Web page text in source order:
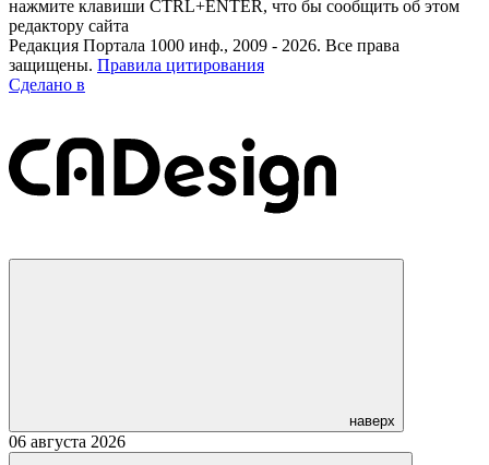
нажмите клавиши CTRL+ENTER, что бы сообщить об этом
редактору сайта
Редакция Портала 1000 инф., 2009 - 2026. Все права
защищены. Правила цитирования
Сделано в
наверх
06 августа 2026